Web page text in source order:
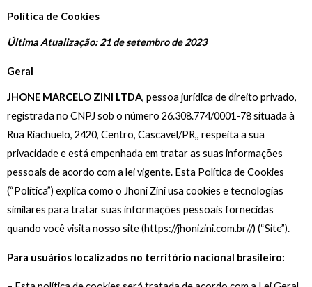
conteúdo
Política de Cookies
Última Atualização: 21 de setembro de 2023
Geral
JHONE MARCELO ZINI LTDA, pessoa jurídica de direito privado,
registrada no CNPJ sob o número 26.308.774/0001-78 situada à
Rua Riachuelo, 2420, Centro, Cascavel/PR,, respeita a sua
privacidade e está empenhada em tratar as suas informações
pessoais de acordo com a lei vigente. Esta Política de Cookies
(“Política”) explica como o Jhoni Zini usa cookies e tecnologias
similares para tratar suas informações pessoais fornecidas
quando você visita nosso site (https://jhonizini.com.br//) (“Site”).
Para usuários localizados no território nacional brasileiro: